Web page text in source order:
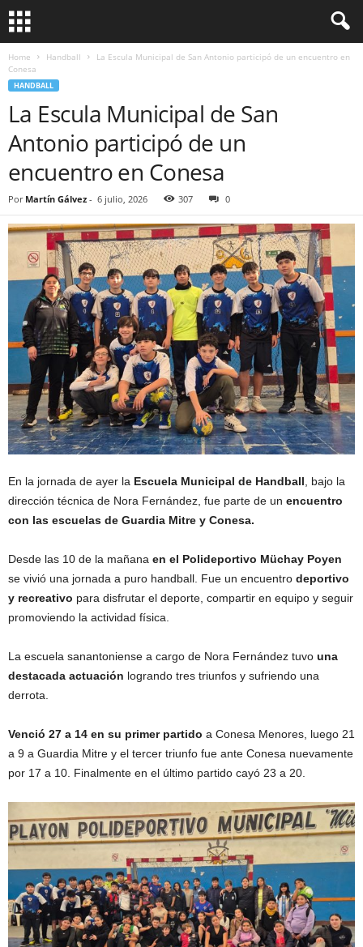
Home Handball
La Escula Municipal de San Antonio participó de un encuentro en
Conesa
HANDBALL
La Escula Municipal de San
Antonio participó de un
encuentro en Conesa
Por Martín Gálvez - 6 julio, 2026 307 0
En la jornada de ayer la Escuela Municipal de Handball, bajo la
dirección técnica de Nora Fernández, fue parte de un encuentro
con las escuelas de Guardia Mitre y Conesa.
Desde las 10 de la mañana en el Polideportivo Müchay Poyen
se vivió una jornada a puro handball. Fue un encuentro deportivo
y recreativo para disfrutar el deporte, compartir en equipo y seguir
promoviendo la actividad física.
La escuela sanantoniense a cargo de Nora Fernández tuvo una
destacada actuación logrando tres triunfos y sufriendo una
derrota.
Venció 27 a 14 en su primer partido a Conesa Menores, luego 21
a 9 a Guardia Mitre y el tercer triunfo fue ante Conesa nuevamente
por 17 a 10. Finalmente en el último partido cayó 23 a 20.